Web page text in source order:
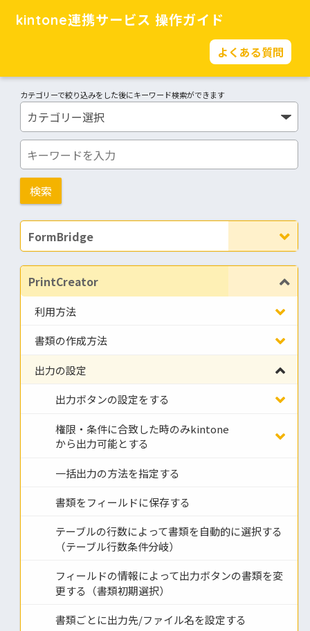
kintone連携サービス 操作ガイド
よくある質問
カテゴリーで絞り込みをした後にキーワード検索ができます
FormBridge
PrintCreator
利用方法
書類の作成方法
出力の設定
出力ボタンの設定をする
権限・条件に合致した時のみkintone
から出力可能とする
一括出力の方法を指定する
書類をフィールドに保存する
テーブルの行数によって書類を自動的に選択する
（テーブル行数条件分岐）
フィールドの情報によって出力ボタンの書類を変
更する（書類初期選択）
書類ごとに出力先/ファイル名を設定する